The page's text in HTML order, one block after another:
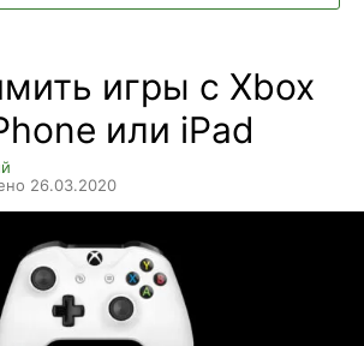
игры с Xbox
или iPad
26.03.2020